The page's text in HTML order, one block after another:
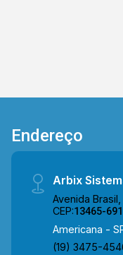
Endereço
Arbix
Avenida
CEP:13465-691
Americana -
(19) 3475-